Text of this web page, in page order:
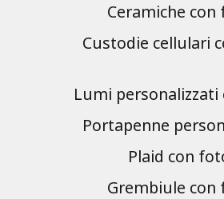
Ceramiche con
Custodie cellulari
Lumi
Portapenne
Plaid con
Grembiule con